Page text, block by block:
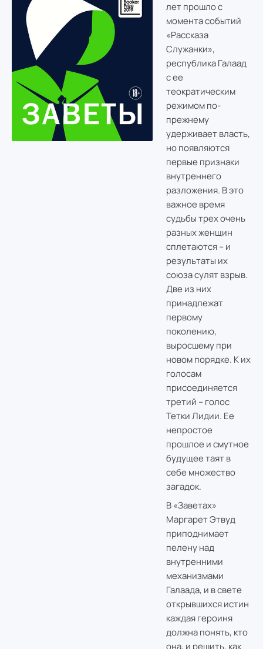
лет прошло с
момента событий
«Рассказа
Служанки»,
республика Галаад
с ее
теократическим
режимом по-
прежнему
удерживает власть,
но появляются
первые признаки
внутреннего
разложения. В это
важное время
судьбы трех очень
разных женщин
сплетаются – и
результаты их
союза сулят взрыв.
Две из них
принадлежат
первому
поколению,
выросшему при
новом порядке. К их
голосам
присоединяется
третий – голос
Тетки Лидии. Ее
непростое
прошлое и смутное
будущее таят в
себе множество
загадок.
В «Заветах»
Маргарет Этвуд
приподнимает
пелену над
внутренними
механизмами
Галаада, и в свете
открывшихся истин
каждая героиня
должна понять, кто
она, и решить, как